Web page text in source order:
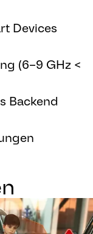
Devices
(6–9 GHz <
Backend